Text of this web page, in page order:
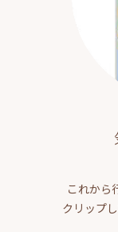
これから
クリップ